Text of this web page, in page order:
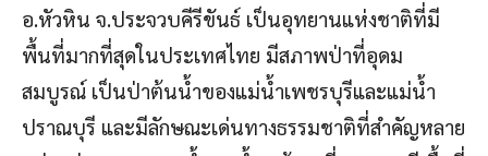
อ.หัวหิน จ.ประจวบคีรีขันธ์ เป็นอุทยานแห่งชาติที่มี
พื้นที่มากที่สุดในประเทศไทย มีสภาพป่าที่อุดม
สมบูรณ์ เป็นป่าต้นน้ำของแม่น้ำเพชรบุรีและแม่น้ำ
ปราณบุรี และมีลักษณะเด่นทางธรรมชาติที่สำคัญหลาย